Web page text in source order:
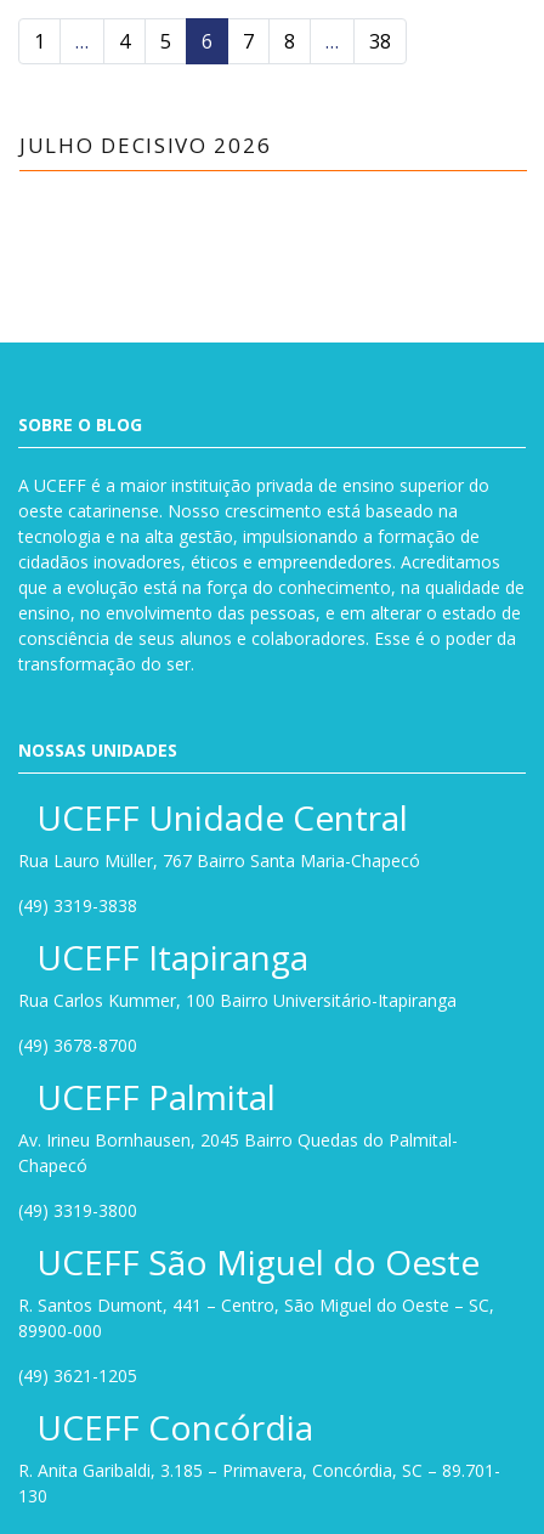
1 … 4 5 6 7 8 … 38
JULHO DECISIVO 2026
SOBRE O BLOG
A UCEFF é a maior instituição privada de ensino superior do
oeste catarinense. Nosso crescimento está baseado na
tecnologia e na alta gestão, impulsionando a formação de
cidadãos inovadores, éticos e empreendedores. Acreditamos
que a evolução está na força do conhecimento, na qualidade de
ensino, no envolvimento das pessoas, e em alterar o estado de
consciência de seus alunos e colaboradores. Esse é o poder da
transformação do ser.
NOSSAS UNIDADES
UCEFF Unidade Central
Rua Lauro Müller, 767 Bairro Santa Maria-Chapecó
(49) 3319-3838
UCEFF Itapiranga
Rua Carlos Kummer, 100 Bairro Universitário-Itapiranga
(49) 3678-8700
UCEFF Palmital
Av. Irineu Bornhausen, 2045 Bairro Quedas do Palmital-
Chapecó
(49) 3319-3800
UCEFF São Miguel do Oeste
R. Santos Dumont, 441 – Centro, São Miguel do Oeste – SC,
89900-000
(49) 3621-1205
UCEFF Concórdia
R. Anita Garibaldi, 3.185 – Primavera, Concórdia, SC – 89.701-
130